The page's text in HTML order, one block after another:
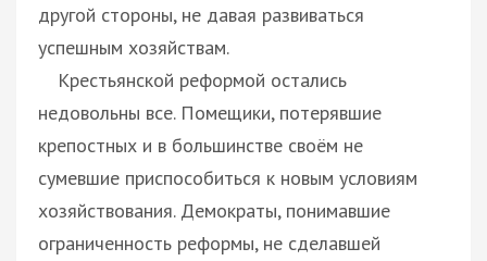
другой стороны, не давая развиваться
успешным хозяйствам.
Крестьянской реформой остались
недовольны все. Помещики, потерявшие
крепостных и в большинстве своём не
сумевшие приспособиться к новым условиям
хозяйствования. Демократы, понимавшие
ограниченность реформы, не сделавшей